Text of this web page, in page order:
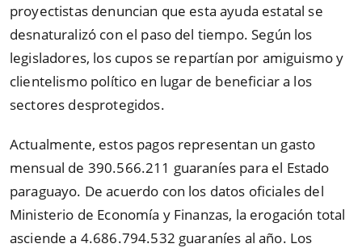
proyectistas denuncian que esta ayuda estatal se
desnaturalizó con el paso del tiempo. Según los
legisladores, los cupos se repartían por amiguismo y
clientelismo político en lugar de beneficiar a los
sectores desprotegidos.
Actualmente, estos pagos representan un gasto
mensual de 390.566.211 guaraníes para el Estado
paraguayo. De acuerdo con los datos oficiales del
Ministerio de Economía y Finanzas, la erogación total
asciende a 4.686.794.532 guaraníes al año. Los